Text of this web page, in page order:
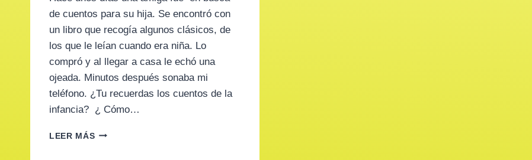
de cuentos para su hija. Se encontró con
un libro que recogía algunos clásicos, de
los que le leían cuando era niña. Lo
compró y al llegar a casa le echó una
ojeada. Minutos después sonaba mi
teléfono. ¿Tu recuerdas los cuentos de la
infancia? ¿ Cómo…
LEER MÁS¿SON